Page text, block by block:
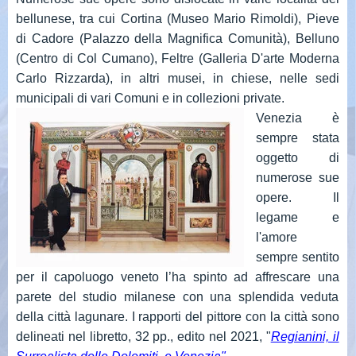
bellunese, tra cui Cortina (Museo Mario Rimoldi), Pieve
di Cadore (Palazzo della Magnifica Comunità), Belluno
(Centro di Col Cumano), Feltre (Galleria D'arte Moderna
Carlo Rizzarda), in altri musei, in chiese, nelle sedi
municipali di vari Comuni e in collezioni private.
Venezia è
sempre stata
oggetto di
numerose sue
opere. Il
legame e
l'amore
sempre sentito
per il capoluogo veneto l’ha spinto ad affrescare una
parete del studio milanese con una splendida veduta
della città lagunare. I rapporti del pittore con la città sono
delineati nel libretto, 32 pp., edito nel 2021, "Regianini, il